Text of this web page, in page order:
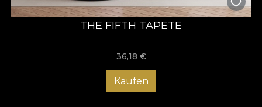
THE FIFTH TAPETE
36,18 €
Kaufen